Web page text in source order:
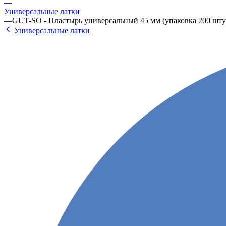
—
Универсальные латки
—GUT-SO - Пластырь универсальный 45 мм (упаковка 200
Универсальные латки